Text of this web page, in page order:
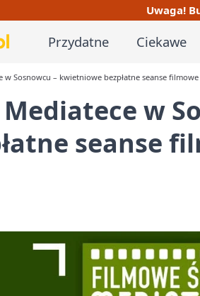
Uwaga!
Przydatne Ciekawe
w Sosnowcu – kwietniowe bezpłatne seanse filmowe
w
seanse